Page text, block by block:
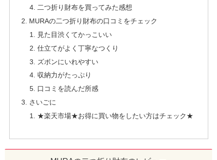
二つ折り財布を買ってみた感想
MURAの二つ折り財布の口コミをチェック
見た目渋くてかっこいい
仕立てがよく丁寧なつくり
ズボンにいれやすい
収納力がたっぷり
口コミを読んだ所感
さいごに
★楽天市場★お得に買い物をしたい方はチェック★